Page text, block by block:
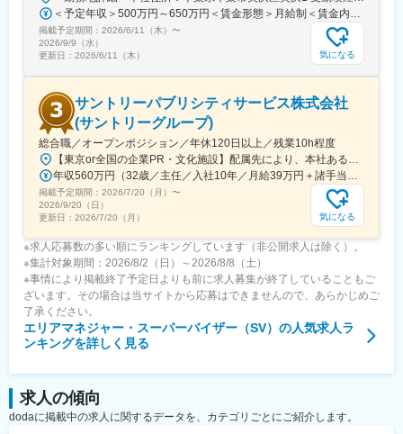
・業界業種未経験の方が入社1年で新店舗立ち上げを任された実績
があります。年齢、経歴関係なく、実績次第で早期に大きな裁量
をお持ちいただけます。
・自社商材の営業ではないため、お客様のご要望に本当に合った
変更の範囲：会社の定める業務
掲載予定期間： 2026/6/11（木） 〜
2026/9/9（水）
更新日： 2026/6/11（木） 気になる
サントリーパブリシティサービス株式会社
(サントリーグループ)
総合職／オープンポジション／年休120日以上／残業10h程度
掲載予定期間： 2026/7/20（月） 〜
2026/9/20（日）
更新日： 2026/7/20（月） 気になる
※求人応募数の多い順にランキングしています（非公開求人は除く）。
※集計対象期間：2026/8/2（日）～2026/8/8（土）
※事情により掲載終了予定日よりも前に求人募集が終了していることもご
ざいます。その場合は当サイトから応募はできませんので、あらかじめご
了承ください。
エリアマネジャー・スーパーバイザー（SV） の人気求人ラ
ンキングを詳しく見る
求人の傾向
dodaに掲載中の求人に関するデータを、カテゴリごとにご紹介します。